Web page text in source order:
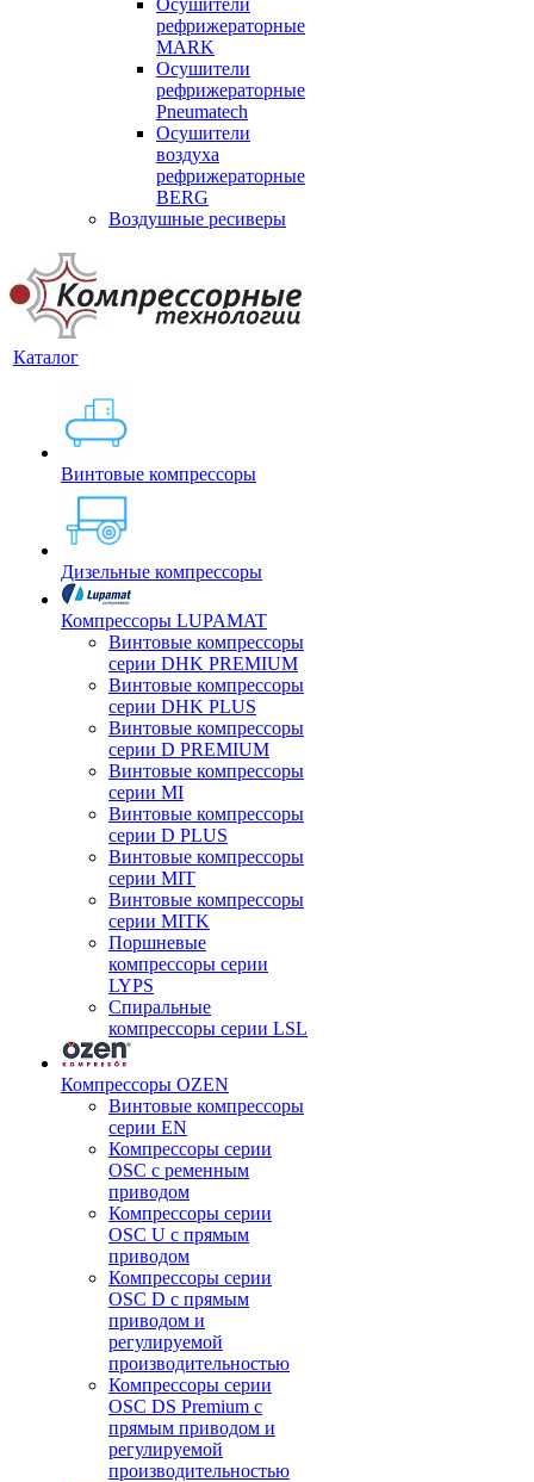
Осушители
рефрижераторные
MARK
Осушители
рефрижераторные
Pneumatech
Осушители
воздуха
рефрижераторные
BERG
Воздушные ресиверы
Каталог
Винтовые компрессоры
Дизельные компрессоры
Компрессоры LUPAMAT
Винтовые компрессоры
серии DHK PREMIUM
Винтовые компрессоры
серии DHK PLUS
Винтовые компрессоры
серии D PREMIUM
Винтовые компрессоры
серии MI
Винтовые компрессоры
серии D PLUS
Винтовые компрессоры
серии MIT
Винтовые компрессоры
серии MITK
Поршневые
компрессоры серии
LYPS
Спиральные
компрессоры серии LSL
Компрессоры OZEN
Винтовые компрессоры
серии EN
Компрессоры серии
OSC с ременным
приводом
Компрессоры серии
OSC U с прямым
приводом
Компрессоры серии
OSC D с прямым
приводом и
регулируемой
производительностью
Компрессоры серии
OSC DS Premium с
прямым приводом и
регулируемой
производительностью